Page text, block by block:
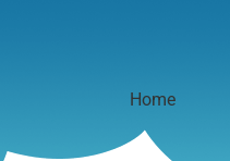
Home